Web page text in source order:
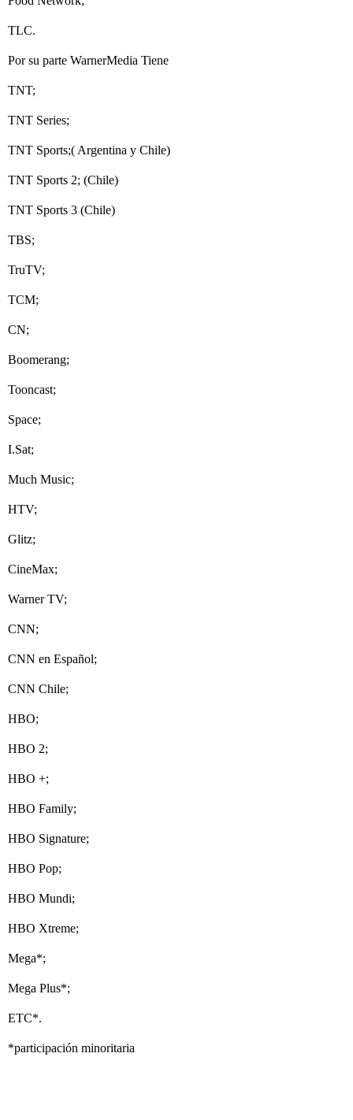
TLC.
Por su parte WarnerMedia Tiene
TNT;
TNT Series;
TNT Sports;( Argentina y Chile)
TNT Sports 2; (Chile)
TNT Sports 3 (Chile)
TBS;
TruTV;
TCM;
CN;
Boomerang;
Tooncast;
Space;
I.Sat;
Much Music;
HTV;
Glitz;
CineMax;
Warner TV;
CNN;
CNN en Español;
CNN Chile;
HBO;
HBO 2;
HBO +;
HBO Family;
HBO Signature;
HBO Pop;
HBO Mundi;
HBO Xtreme;
Mega*;
Mega Plus*;
ETC*.
*participación minoritaria